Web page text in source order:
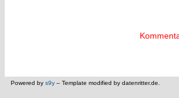
Powered by s9y – Template modified by datenritter.de.